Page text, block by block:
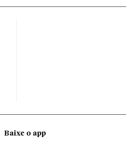
Baixe o app